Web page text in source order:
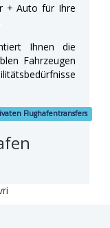
+ Auto für Ihre
Ihnen die
Fahrzeugen
Flughafentransfers